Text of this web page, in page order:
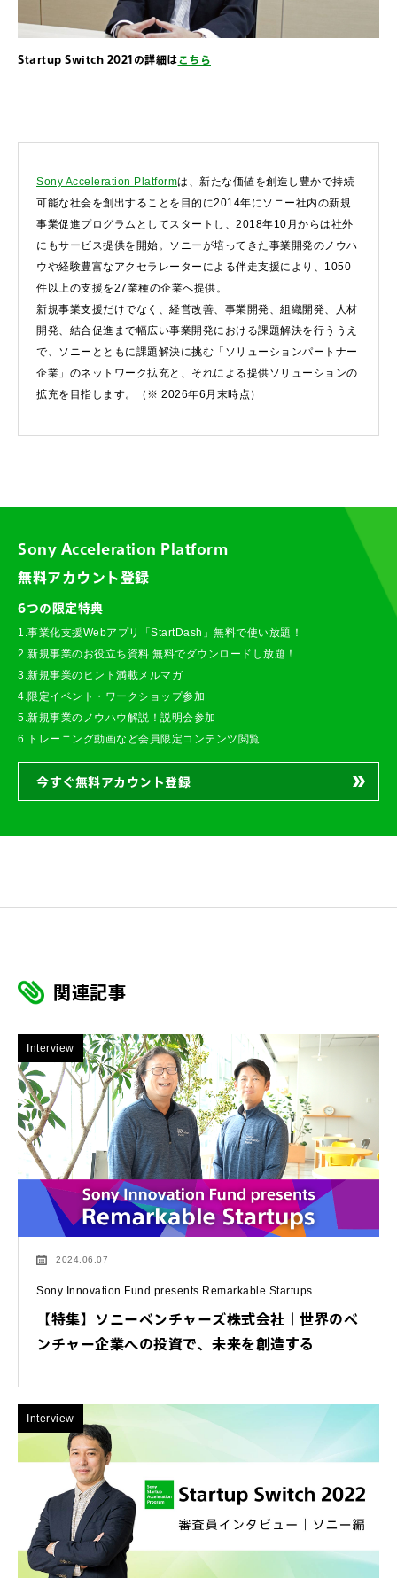
Startup Switch 2021の詳細はこちら
Sony Acceleration Platformは、新たな価値を創造し豊かで持続
可能な社会を創出することを目的に2014年にソニー社内の新規
事業促進プログラムとしてスタートし、2018年10月からは社外
にもサービス提供を開始。ソニーが培ってきた事業開発のノウハ
ウや経験豊富なアクセラレーターによる伴走支援により、1050
件以上の支援を27業種の企業へ提供。
新規事業支援だけでなく、経営改善、事業開発、組織開発、人材
開発、結合促進まで幅広い事業開発における課題解決を行ううえ
で、ソニーとともに課題解決に挑む「ソリューションパートナー
企業」のネットワーク拡充と、それによる提供ソリューションの
拡充を目指します。（※ 2026年6月末時点）
Sony Acceleration Platform
無料アカウント登録
6つの限定特典
1.事業化支援Webアプリ「StartDash」無料で使い放題！
2.新規事業のお役立ち資料 無料でダウンロードし放題！
3.新規事業のヒント満載メルマガ
4.限定イベント・ワークショップ参加
5.新規事業のノウハウ解説！説明会参加
6.トレーニング動画など会員限定コンテンツ閲覧
今すぐ無料アカウント登録
関連記事
Interview
2024.06.07
Sony Innovation Fund presents Remarkable Startups
【特集】ソニーベンチャーズ株式会社｜世界のベ
ンチャー企業への投資で、未来を創造する
Interview